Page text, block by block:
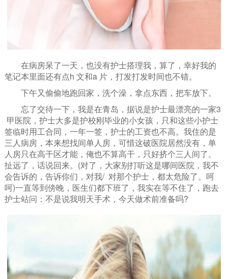
在病房呆了一天，也没有护士搭理我，算了，幸好我的
笔记本里面还有点h 文和a 片，打发打发时间也不错。
下午又偷偷地跑回家，洗个澡，拿点东西，把车放下。
忘了交待一下，我是在青岛，据说是护士最漂亮的一家3
甲医院，护士大多是护校刚毕业的小女孩，只和这些小护士
签临时用工合同，一年一签，护士的工资也不高。我住的是
三人病房，本来想找间单人房，可惜这破医院居然没有，单
人房只在高干区才能，俺也不算高干，只好挤个三人间了。
扯远了，话说回来。(对了，大家别打听这是哪间医院，我不
会告诉的，告诉你们，对我/ 对那个护士，都太危险了。呵
呵)一直等到傍晚，医生们都下班了，我实在等不住了，跑去
护士站问：不是说我明天手术，今天做术前准备吗?